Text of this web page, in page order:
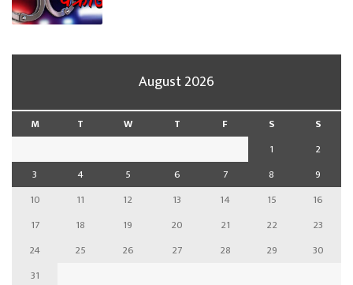
August 2026
M T W T F S
S
1
2
3
4 5 6 7 8
9
10
11 12 13 14 15
16
17
18 19 20 21 22
23
24
25 26 27 28 29
30
31